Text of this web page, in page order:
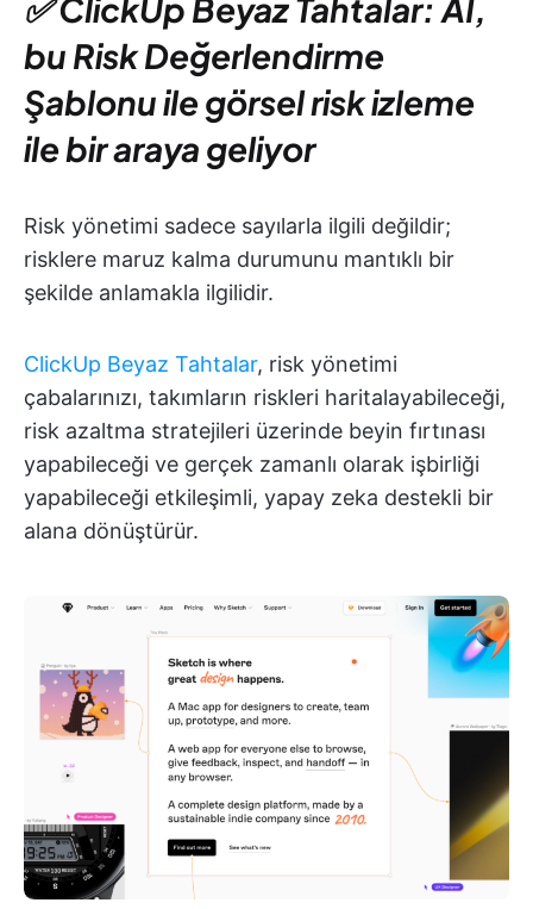
✅ ClickUp Beyaz Tahtalar: AI,
bu Risk Değerlendirme
Şablonu ile görsel risk izleme
ile bir araya geliyor
Risk yönetimi sadece sayılarla ilgili değildir;
risklere maruz kalma durumunu mantıklı bir
şekilde anlamakla ilgilidir.
ClickUp Beyaz Tahtalar, risk yönetimi
çabalarınızı, takımların riskleri haritalayabileceği,
risk azaltma stratejileri üzerinde beyin fırtınası
yapabileceği ve gerçek zamanlı olarak işbirliği
yapabileceği etkileşimli, yapay zeka destekli bir
alana dönüştürür.